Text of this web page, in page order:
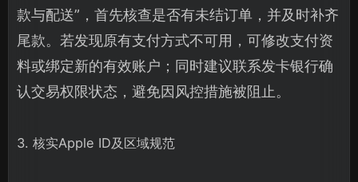
款与配送”，首先核查是否有未结订单，并及时补齐
尾款。若发现原有支付方式不可用，可修改支付资
料或绑定新的有效账户；同时建议联系发卡银行确
认交易权限状态，避免因风控措施被阻止。
3. 核实Apple ID及区域规范